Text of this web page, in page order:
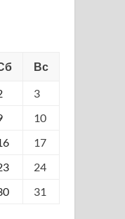
Вс
3
10
17
24
31